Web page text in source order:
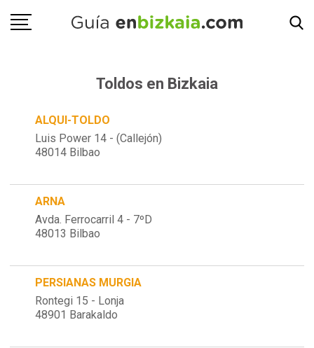
Toldos en Bizkaia
ALQUI-TOLDO
Luis Power 14 - (Callejón)
48014 Bilbao
ARNA
Avda. Ferrocarril 4 - 7ºD
48013 Bilbao
PERSIANAS MURGIA
Rontegi 15 - Lonja
48901 Barakaldo